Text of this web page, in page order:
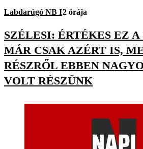
Labdarúgó NB I2 órája
SZÉLESI: ÉRTÉKES EZ
MÁR CSAK AZÉRT IS,
RÉSZRŐL EBBEN
VOLT RÉSZÜNK